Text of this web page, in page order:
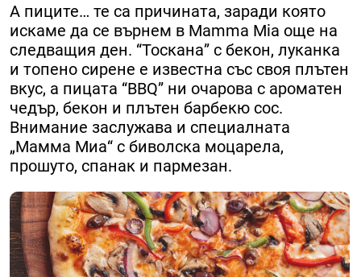
А пиците… те са причината, заради която
искаме да се върнем в Mamma Mia още на
следващия ден. “Тоскана” с бекон, луканка
и топено сирене е известна със своя плътен
вкус, а пицата “BBQ” ни очарова с ароматен
чедър, бекон и плътен барбекю сос.
Внимание заслужава и специалната
„Мамма Миа“ с биволска моцарела,
прошуто, спанак и пармезан.